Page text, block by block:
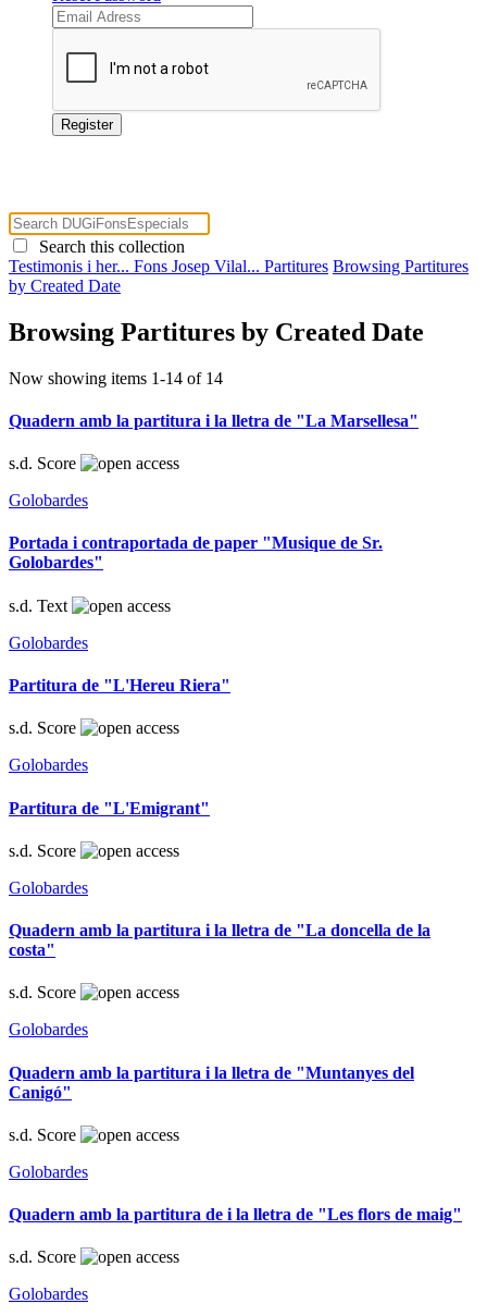
Search this collection
Testimonis i her... Fons Josep Vilal... Partitures Browsing Partitures
by Created Date
Browsing Partitures by Created Date
Now showing items 1-14 of 14
Quadern amb la partitura i la lletra de "La Marsellesa"
s.d. Score
Golobardes
Portada i contraportada de paper "Musique de Sr.
Golobardes"
s.d. Text
Golobardes
Partitura de "L'Hereu Riera"
s.d. Score
Golobardes
Partitura de "L'Emigrant"
s.d. Score
Golobardes
Quadern amb la partitura i la lletra de "La doncella de la
costa"
s.d. Score
Golobardes
Quadern amb la partitura i la lletra de "Muntanyes del
Canigó"
s.d. Score
Golobardes
Quadern amb la partitura de i la lletra de "Les flors de maig"
s.d. Score
Golobardes